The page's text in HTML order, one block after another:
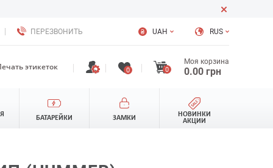
ПЕРЕЗВОНИТЬ UAH RUS
0 0
Моя корзина
0.00 грн
этикеток
БАТАРЕЙКИ ЗАМКИ
НОВИНКИ
АКЦИИ